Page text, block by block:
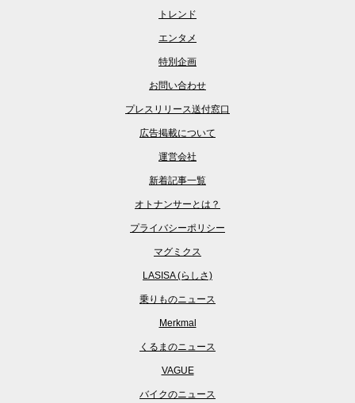
トレンド
エンタメ
特別企画
お問い合わせ
プレスリリース送付窓口
広告掲載について
運営会社
新着記事一覧
オトナンサーとは？
プライバシーポリシー
マグミクス
LASISA (らしさ)
乗りものニュース
Merkmal
くるまのニュース
VAGUE
バイクのニュース